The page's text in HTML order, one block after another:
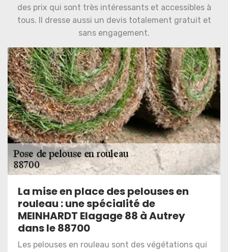
des prix qui sont très intéressants et accessibles à
tous. Il dresse aussi un devis totalement gratuit et
sans engagement.
La mise en place des pelouses en
rouleau : une spécialité de
MEINHARDT Elagage 88 à Autrey
dans le 88700
Les pelouses en rouleau sont des végétations qui